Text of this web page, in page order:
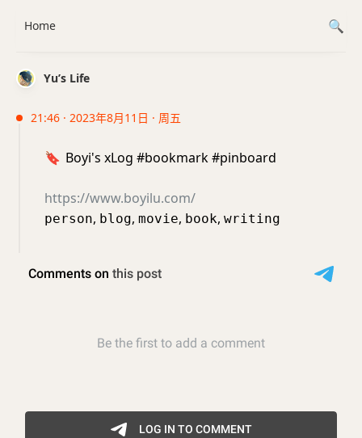
Yu’s Life
21:46 · 2023年8月11日 · 周五
🔖 Boyi's xLog #bookmark #pinboard
https://www.boyilu.com/
person, blog, movie, book, writing
Home